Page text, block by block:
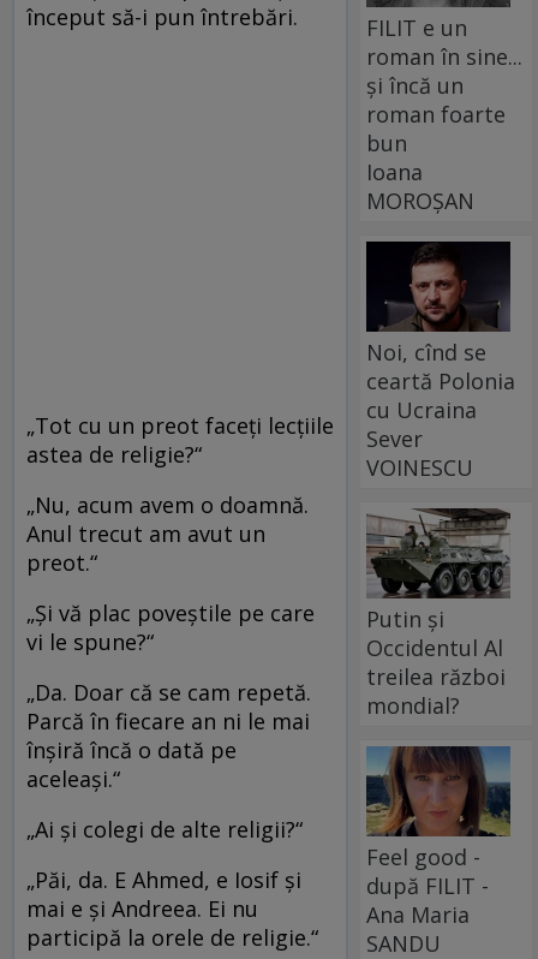
început să-i pun întrebări.
„Tot cu un preot faceţi lecţiile
astea de religie?“
„Nu, acum avem o doamnă.
Anul trecut am avut un
preot.“
„Şi vă plac poveştile pe care
vi le spune?“
„Da. Doar că se cam repetă.
Parcă în fiecare an ni le mai
înşiră încă o dată pe
aceleaşi.“
„Ai şi colegi de alte religii?“
„Păi, da. E Ahmed, e Iosif şi
mai e şi Andreea. Ei nu
participă la orele de religie.“
FILIT e un
roman în sine...
și încă un
roman foarte
bun
Ioana
MOROȘAN
Noi, cînd se
ceartă Polonia
cu Ucraina
Sever
VOINESCU
Putin și
Occidentul Al
treilea război
mondial?
Feel good -
după FILIT -
Ana Maria
SANDU